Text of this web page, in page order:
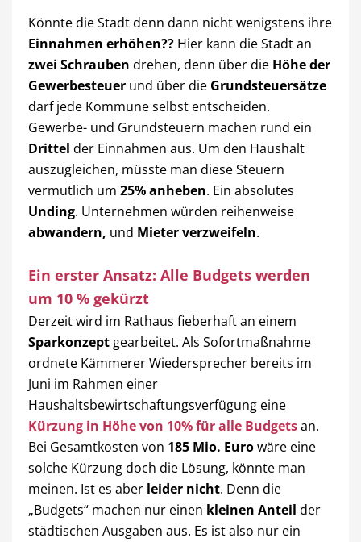
Könnte die Stadt denn dann nicht wenigstens ihre
Einnahmen erhöhen?? Hier kann die Stadt an
zwei Schrauben drehen, denn über die Höhe der
Gewerbesteuer und über die Grundsteuersätze
darf jede Kommune selbst entscheiden.
Gewerbe- und Grundsteuern machen rund ein
Drittel der Einnahmen aus. Um den Haushalt
auszugleichen, müsste man diese Steuern
vermutlich um 25% anheben. Ein absolutes
Unding. Unternehmen würden reihenweise
abwandern, und Mieter verzweifeln.
Ein erster Ansatz: Alle Budgets werden
um 10 % gekürzt
Derzeit wird im Rathaus fieberhaft an einem
Sparkonzept gearbeitet. Als Sofortmaßnahme
ordnete Kämmerer Wiedersprecher bereits im
Juni im Rahmen einer
Haushaltsbewirtschaftungsverfügung eine
Kürzung in Höhe von 10% für alle Budgetsan.
Bei Gesamtkosten von 185 Mio. Eurowäre eine
solche Kürzung doch die Lösung, könnte man
meinen. Ist es aber leider nicht. Denn die
„Budgets“ machen nur einen kleinen Anteil der
städtischen Ausgaben aus. Es ist also nur ein